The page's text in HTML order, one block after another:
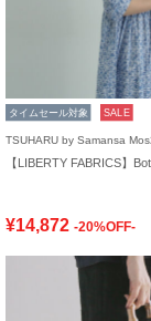
タイムセール対象 SALE
TSUHARU by Samansa
¥14,872 -20%OFF-